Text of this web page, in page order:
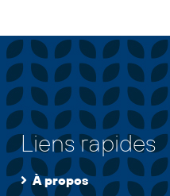
Liens rapides
À propos